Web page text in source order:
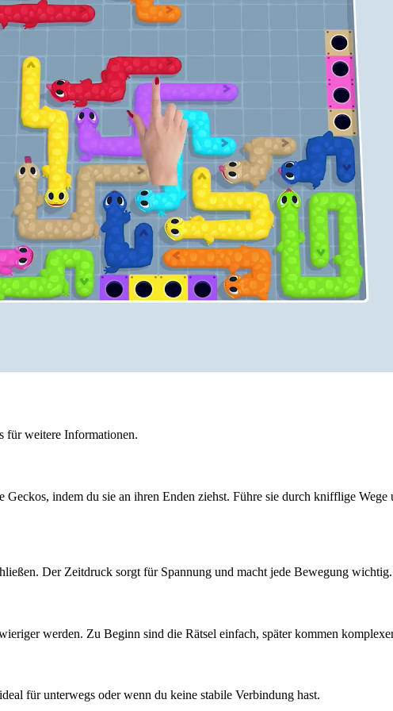
für weitere Informationen.
indem du sie an ihren Enden ziehst. Führe sie durch knifflige
Der Zeitdruck sorgt für Spannung und macht jede Bewegung wichtig.
werden. Zu Beginn sind die Rätsel einfach, später kommen
für unterwegs oder wenn du keine stabile Verbindung hast.